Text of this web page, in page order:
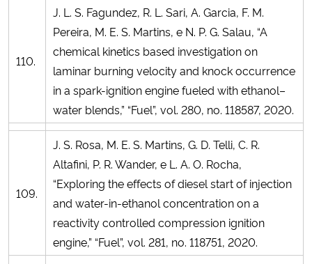
110.
J. L. S. Fagundez, R. L. Sari, A. Garcia, F. M.
Pereira, M. E. S. Martins, e N. P. G. Salau, “A
chemical kinetics based investigation on
laminar burning velocity and knock occurrence
in a spark-ignition engine fueled with ethanol–
water blends,” “Fuel”, vol. 280, no. 118587, 2020.
109.
J. S. Rosa, M. E. S. Martins, G. D. Telli, C. R.
Altafini, P. R. Wander, e L. A. O. Rocha,
“Exploring the effects of diesel start of injection
and water-in-ethanol concentration on a
reactivity controlled compression ignition
engine,” “Fuel”, vol. 281, no. 118751, 2020.